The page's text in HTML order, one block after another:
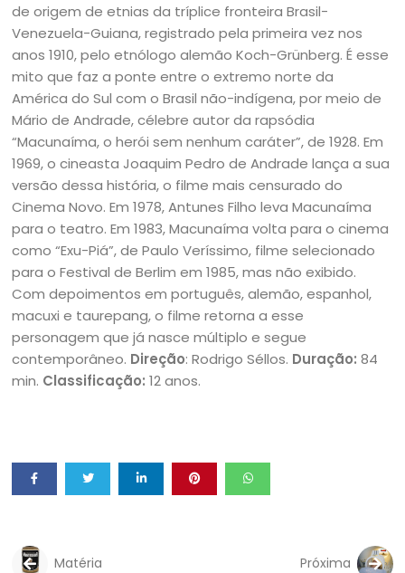
de origem de etnias da tríplice fronteira Brasil-
Venezuela-Guiana, registrado pela primeira vez nos
anos 1910, pelo etnólogo alemão Koch-Grünberg. É esse
mito que faz a ponte entre o extremo norte da
América do Sul com o Brasil não-indígena, por meio de
Mário de Andrade, célebre autor da rapsódia
“Macunaíma, o herói sem nenhum caráter”, de 1928. Em
1969, o cineasta Joaquim Pedro de Andrade lança a sua
versão dessa história, o filme mais censurado do
Cinema Novo. Em 1978, Antunes Filho leva Macunaíma
para o teatro. Em 1983, Macunaíma volta para o cinema
como “Exu-Piá”, de Paulo Veríssimo, filme selecionado
para o Festival de Berlim em 1985, mas não exibido.
Com depoimentos em português, alemão, espanhol,
macuxi e taurepang, o filme retorna a esse
personagem que já nasce múltiplo e segue
contemporâneo. Direção: Rodrigo Séllos. Duração: 84
min. Classificação: 12 anos.
Matéria
Próxima